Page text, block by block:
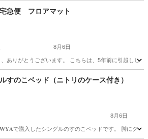
急便 フロアマット
8月6日
ありがとうございます。 こちらは、5年前に引越しし
その他
すのこベッド（ニトリのケース付き）
8月6日
で購入したシングルのすのこベッドです。 脚にクッ